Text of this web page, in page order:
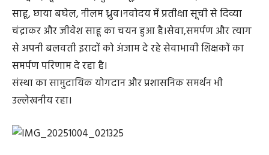
साहू, छाया बघेल, नीलम ध्रुव।नवोदय में प्रतीक्षा सूची से दिव्या
चंद्राकर और जीवेश साहू का चयन हुआ है।सेवा,समर्पण और त्याग
से अपनी बलवती इरादों को अंजाम दे रहे सेवाभावी शिक्षकों का
समर्पण परिणाम दे रहा है।
संस्था का सामुदायिक योगदान और प्रशासनिक समर्थन भी
उल्लेखनीय रहा।